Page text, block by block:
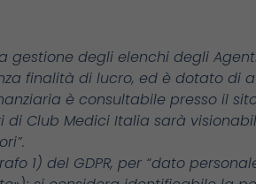
gestione degli elenchi degli
finalità di lucro, ed è dotato di
è consultabile presso il sito
di Club Medici Italia sarà
1) del GDPR, per “dato